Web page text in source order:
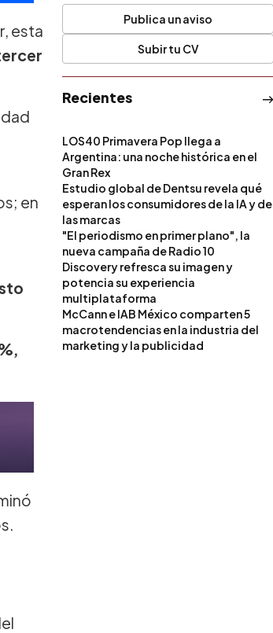
esta
en
Publica un aviso
Subir tu CV
Recientes
LOS40 Primavera Pop llega a
Argentina: una noche histórica en el
Gran Rex
Estudio global de Dentsu revela qué
esperan los consumidores de la IA y de
las marcas
"El periodismo en primer plano", la
nueva campaña de Radio 10
Discovery refresca su imagen y
potencia su experiencia
multiplataforma
McCann e IAB México comparten 5
macrotendencias en la industria del
marketing y la publicidad